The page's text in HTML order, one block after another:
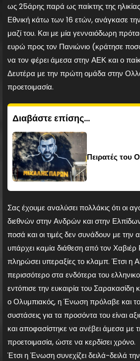
ως 25άρης παρά ως παίκτης της
Εθνική κάτω των 16 ετών, ανάγκασε την
μαζί του. Και με μία γενναιόδωρη
ευρώ προς τον Πανιώνιο (κράτησε
να τον φέρει άμεσα στην ΑΕΚ και ο
Δευτέρα με την πρώτη ομάδα στην
προετοιμασία.
Διαβάστε επίσης...
Πειρατές του
Σας έχουμε αναλύσει πολλάκις ότι οι
διεθνών στην Ανδρών και στην
ποσά και οι τιμές δεν συνάδουν με την
υπάρχει καμία διάθεση από τον Χαβιέρ
πληρώσει υπεραξίες το κλαμπ. Έτσι η
περισσότερο στα ενδότερα του
εντόπισε την ευκαιρία του Σαρακασίδη
ο Ολυμπιακός, η Ένωση πρόλαβε και
συστάσεις για τα προσόντα του είναι
και αποφασίστηκε να ανέβει άμεσα με
προετοιμασία, ώστε να κερδίσει χρόνο.
Έτσι η Ένωση συνεχίζει δειλά-δειλά